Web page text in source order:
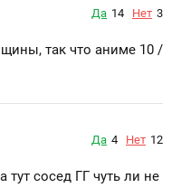
Да 14 Нет 3
так что аниме 10 /
Да 4 Нет 12
тут сосед ГГ чуть ли не